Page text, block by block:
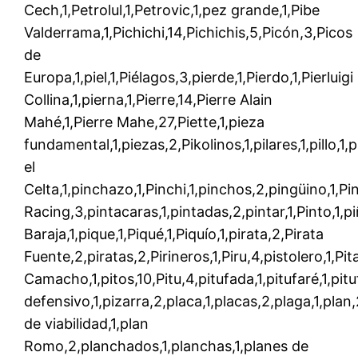
Cech,1,Petrolul,1,Petrovic,1,pez grande,1,Pibe
Valderrama,1,Pichichi,14,Pichichis,5,Picón,3,Picos
de
Europa,1,piel,1,Piélagos,3,pierde,1,Pierdo,1,Pierluigi
Collina,1,pierna,1,Pierre,14,Pierre Alain
Mahé,1,Pierre Mahe,27,Piette,1,pieza
el
Baraja,1,pique,1,Piqué,1,Piquío,1,pirata,2,Pirata
de viabilidad,1,plan
Romo,2,planchados,1,planchas,1,planes de